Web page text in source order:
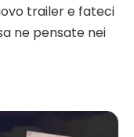
trailer e fateci
ne pensate nei